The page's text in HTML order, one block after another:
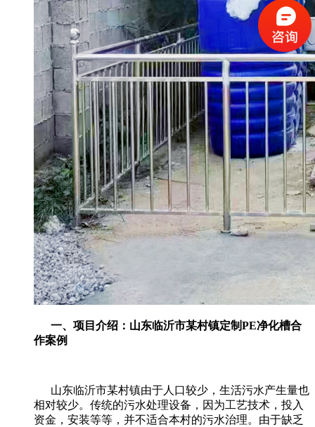
一、项目介绍：山东临沂市某村镇定制PE净化槽合
作案例
山东临沂市某村镇由于人口较少，生活污水产生量也
相对较少。传统的污水处理设备，因为工艺技术，投入
资金，安装等等，并不适合本村的污水治理。由于缺乏